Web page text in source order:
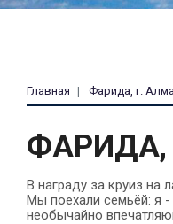
Главная Фарида, г.
В награду за круиз на
Мы поехали семьёй: я -
необычайно